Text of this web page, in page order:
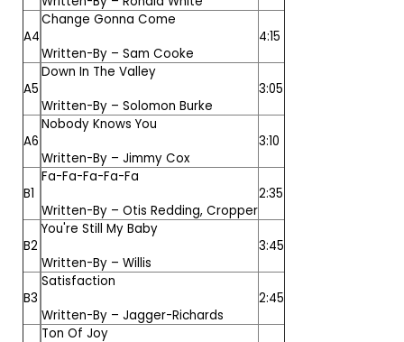
A4
Change Gonna Come
Written-By – Sam Cooke
4:15
A5
Down In The Valley
Written-By – Solomon Burke
3:05
A6
Nobody Knows You
Written-By – Jimmy Cox
3:10
B1
Fa-Fa-Fa-Fa-Fa
Written-By – Otis Redding, Cropper
2:35
B2
You're Still My Baby
Written-By – Willis
3:45
B3
Satisfaction
Written-By – Jagger-Richards
2:45
Ton Of Joy